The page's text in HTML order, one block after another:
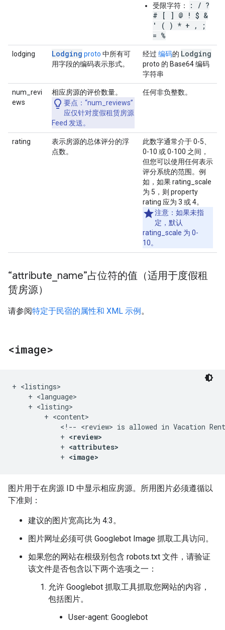
受限字符：
: / ?
# [ ] @ ! $ &
' ( ) * + , ;
= %
lodging Lodging proto 中所有可
用字段的编码表示形式。
经过 编码的 Lodging
proto 的 Base64 编码
字符串
num_revi
ews
相应房源的评价数量。
要点 ：“num_reviews”
应仅针对度假租赁房源
Feed 发送。
任何非负整数。
rating
表示房源的总体评分的浮
点数。
此数字通常介于 0-5、
0-10 或 0-100 之间，
但您可以使用任何表示
评分系统的范围。例
如，如果 rating_scale
为 5，则 property
rating 应为 3 或 4。
注意：如果未指
定，默认
rating_scale 为 0-
10。
“attribute name”占位符的值（适用于度假租
赁房源）
请参阅特定于民宿的属性和 XML 示例。
<image>
+ <listings>
    + <language>
    + <listing>
        + <content>
<!-- <review> is allowed in Vacation
            +
<review>
            +
<attributes>
            +
<image>
图片用于在房源 ID 中显示相应房源。所用图片必须遵循以
下准则：
建议的图片宽高比为 4:3。
图片网址必须可供 Googlebot Image 抓取工具访问。
如果您的网站在根级别包含 robots.txt 文件，请验证
该文件是否包含以下两个选项之一：
允许 Googlebot 抓取工具抓取您网站的内容，
包括图片。
User-agent: Googlebot